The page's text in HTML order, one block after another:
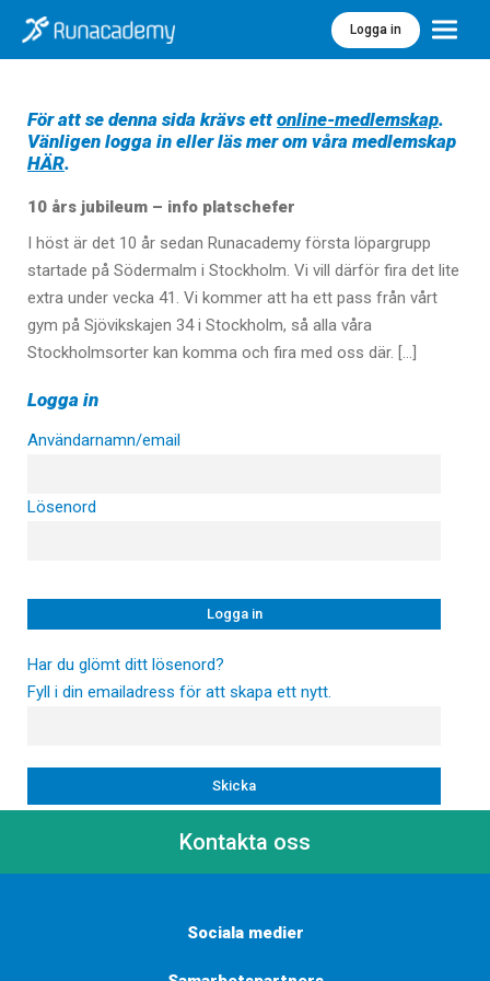
Logga in Meny
För att se denna sida krävs ett online-medlemskap.
Vänligen logga in eller läs mer om våra medlemskap
HÄR.
10 års jubileum – info platschefer
I höst är det 10 år sedan Runacademy första löpargrupp
startade på Södermalm i Stockholm. Vi vill därför fira det lite
extra under vecka 41. Vi kommer att ha ett pass från vårt
gym på Sjövikskajen 34 i Stockholm, så alla våra
Stockholmsorter kan komma och fira med oss där. […]
Logga in
Användarnamn/email
Lösenord
Har du glömt ditt lösenord?
Fyll i din emailadress för att skapa ett nytt.
Kontakta oss
Sociala medier